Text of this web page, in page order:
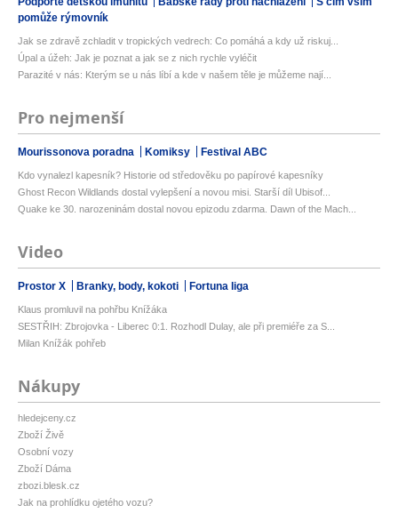
pomůže rýmovník
Jak se zdravě zchladit v tropických vedrech: Co pomáhá a kdy už riskuj...
Úpal a úžeh: Jak je poznat a jak se z nich rychle vyléčit
Parazité v nás: Kterým se u nás líbí a kde v našem těle je můžeme nají...
Pro nejmenší
Mourissonova poradna Komiksy Festival ABC
Kdo vynalezl kapesník? Historie od středověku po papírové kapesníky
Ghost Recon Wildlands dostal vylepšení a novou misi. Starší díl Ubisof...
Quake ke 30. narozeninám dostal novou epizodu zdarma. Dawn of the Mach...
Video
Prostor X Branky, body, kokoti Fortuna liga
Klaus promluvil na pohřbu Knížáka
SESTŘIH: Zbrojovka - Liberec 0:1. Rozhodl Dulay, ale při premiéře za S...
Milan Knížák pohřeb
Nákupy
hledejceny.cz
Zboží Živě
Osobní vozy
Zboží Dáma
zbozi.blesk.cz
Jak na prohlídku ojetého vozu?